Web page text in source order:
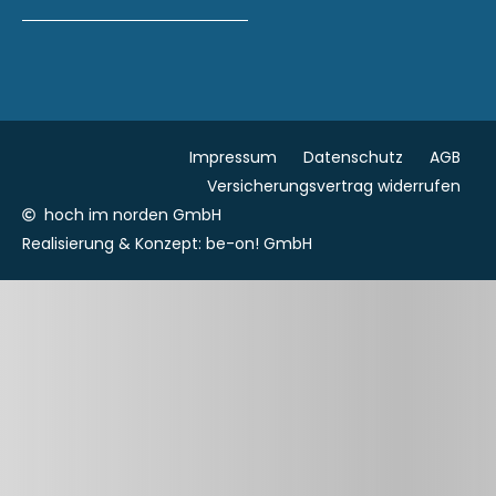
hoch im norden GmbH
Realisierung & Konzept: be-on! GmbH
Impressum Datenschutz
AGB
Versicherungsvertrag widerrufen